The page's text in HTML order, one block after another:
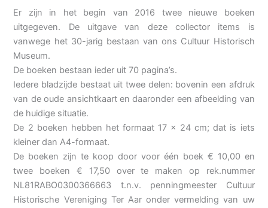
Er zijn in het begin van 2016 twee nieuwe boeken
uitgegeven. De uitgave van deze collector items is
vanwege het 30-jarig bestaan van ons Cultuur Historisch
Museum.
De boeken bestaan ieder uit 70 pagina’s.
Iedere bladzijde bestaat uit twee delen: bovenin een afdruk
van de oude ansichtkaart en daaronder een afbeelding van
de huidige situatie.
De 2 boeken hebben het formaat 17 x 24 cm; dat is iets
kleiner dan A4-formaat.
De boeken zijn te koop door voor één boek € 10,00 en
twee boeken € 17,50 over te maken op rek.nummer
NL81RABO0300366663 t.n.v. penningmeester Cultuur
Historische Vereniging Ter Aar onder vermelding van uw